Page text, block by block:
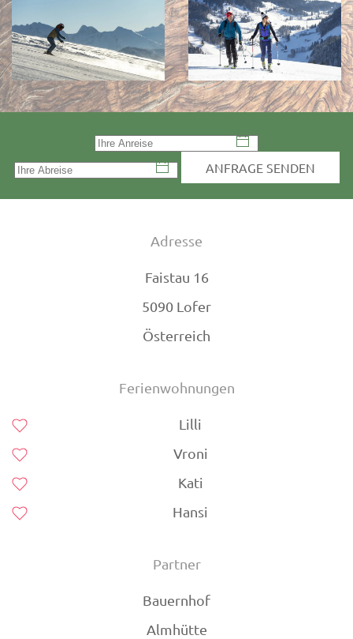
ANFRAGE SENDEN
Adresse
Faistau 16
5090 Lofer
Österreich
Ferienwohnungen
Lilli
Vroni
Kati
Hansi
Partner
Bauernhof
Almhütte